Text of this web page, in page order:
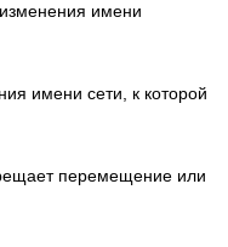
имени
имени сети, к которой
перемещение или